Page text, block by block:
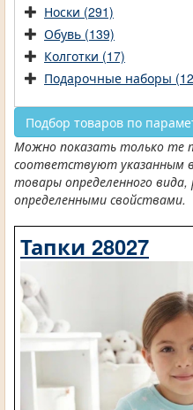
Носки (291)
Обувь (139)
Колготки (17)
Подарочные наборы
Подбор товаров по
Можно показать только те
соответствуют указанным
товары определенного
определенными свойствами.
Тапки 28027